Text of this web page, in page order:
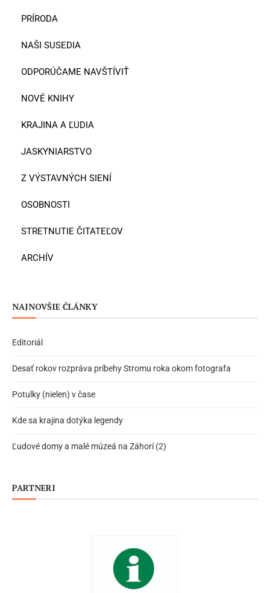
PRÍRODA
NAŠI SUSEDIA
ODPORÚČAME NAVŠTÍVIŤ
NOVÉ KNIHY
KRAJINA A ĽUDIA
JASKYNIARSTVO
Z VÝSTAVNÝCH SIENÍ
OSOBNOSTI
STRETNUTIE ČITATEĽOV
ARCHÍV
NAJNOVŠIE ČLÁNKY
Editoriál
Desať rokov rozpráva príbehy Stromu roka okom fotografa
Potulky (nielen) v čase
Kde sa krajina dotýka legendy
Ľudové domy a malé múzeá na Záhorí (2)
PARTNERI